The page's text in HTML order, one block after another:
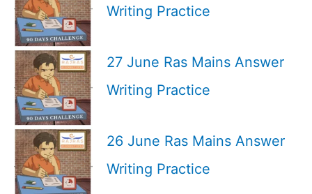
Writing Practice
27 June Ras Mains Answer
Writing Practice
26 June Ras Mains Answer
Writing Practice